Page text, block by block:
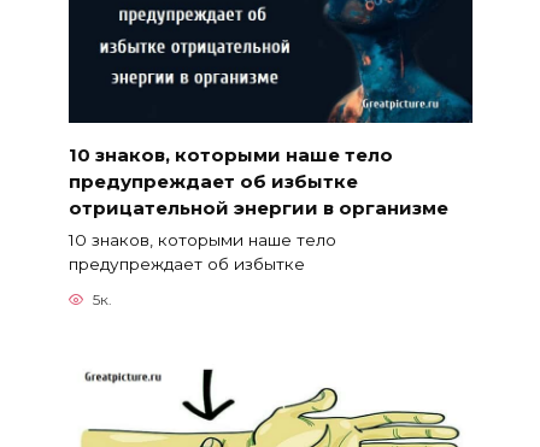
10 знаков, которыми наше тело
предупреждает об избытке
отрицательной энергии в организме
10 знаков, которыми наше тело
предупреждает об избытке
5к.